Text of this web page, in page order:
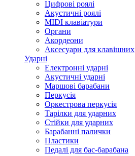
Цифрові роялі
Акустичні роялі
MIDI клавіатури
Органи
Акордеони
Аксесуари для клавішних
Ударні
Електронні ударні
Акустичні ударні
Маршові барабани
Перкусія
Оркестрова перкусія
Тарілки для ударних
Стійки для ударних
Барабанні палички
Пластики
Педалі для бас-барабана